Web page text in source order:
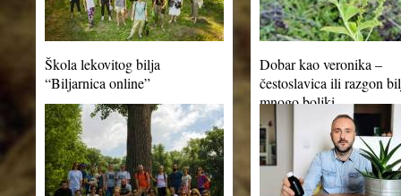
Škola lekovitog bilja
“Biljarnica online”
Dobar kao veronika –
čestoslavica ili razgon
mnogo boljki